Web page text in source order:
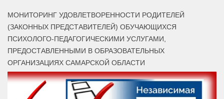
МОНИТОРИНГ УДОВЛЕТВОРЕННОСТИ РОДИТЕЛЕЙ
(ЗАКОННЫХ ПРЕДСТАВИТЕЛЕЙ) ОБУЧАЮЩИХСЯ
ПСИХОЛОГО-ПЕДАГОГИЧЕСКИМИ УСЛУГАМИ,
ПРЕДОСТАВЛЕННЫМИ В ОБРАЗОВАТЕЛЬНЫХ
ОРГАНИЗАЦИЯХ САМАРСКОЙ ОБЛАСТИ